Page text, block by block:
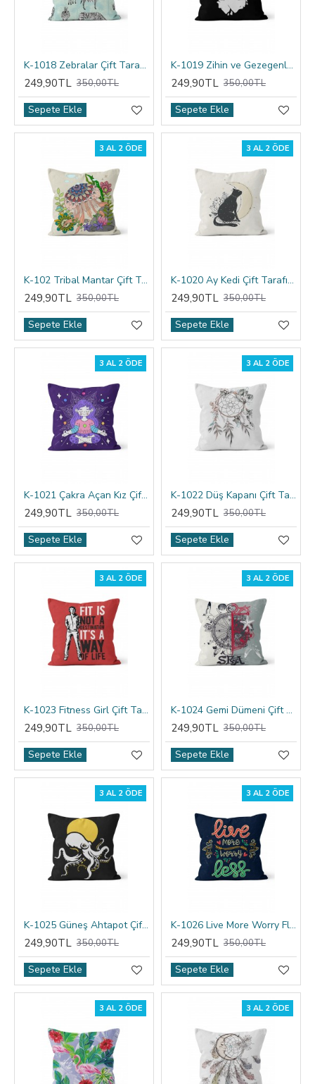
K-1018 Zebralar Çift Tarafı Baskılı Kırlent Kılıfı
249,90TL 350,00TL
Sepete Ekle
K-1019 Zihin ve Gezegenler Çift Tarafı Baskılı Kırlent Kılıfı
249,90TL 350,00TL
Sepete Ekle
3 AL 2 ÖDE
K-102 Tribal Mantar Çift Tarafı Baskılı Kırlent Kılıfı
249,90TL 350,00TL
Sepete Ekle
3 AL 2 ÖDE
K-1020 Ay Kedi Çift Tarafı Baskılı Kırlent Kılıfı
249,90TL 350,00TL
Sepete Ekle
3 AL 2 ÖDE
K-1021 Çakra Açan Kız Çift Tarafı Baskılı Kırlent Kılıfı
249,90TL 350,00TL
Sepete Ekle
3 AL 2 ÖDE
K-1022 Düş Kapanı Çift Tarafı Baskılı Kırlent Kılıfı
249,90TL 350,00TL
Sepete Ekle
3 AL 2 ÖDE
K-1023 Fitness Girl Çift Tarafı Baskılı Kırlent Kılıfı
249,90TL 350,00TL
Sepete Ekle
3 AL 2 ÖDE
K-1024 Gemi Dümeni Çift Tarafı Baskılı Kırlent Kılıfı
249,90TL 350,00TL
Sepete Ekle
3 AL 2 ÖDE
K-1025 Güneş Ahtapot Çift Tarafı Baskılı Kırlent Kılıfı
249,90TL 350,00TL
Sepete Ekle
3 AL 2 ÖDE
K-1026 Live More Worry Flamingo Çift Tarafı Baskılı Kırlent Kılıfı
249,90TL 350,00TL
Sepete Ekle
3 AL 2 ÖDE 3 AL 2 ÖDE